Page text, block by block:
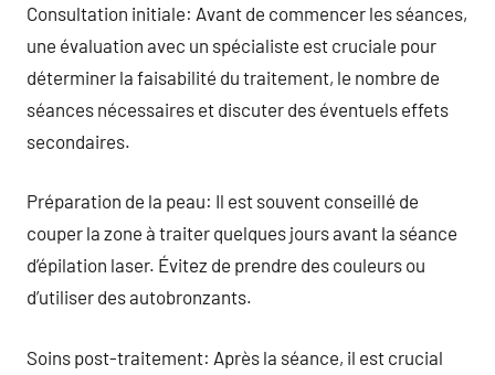
Consultation initiale: Avant de commencer les séances,
une évaluation avec un spécialiste est cruciale pour
déterminer la faisabilité du traitement, le nombre de
séances nécessaires et discuter des éventuels effets
secondaires.
Préparation de la peau: Il est souvent conseillé de
couper la zone à traiter quelques jours avant la séance
d’épilation laser. Évitez de prendre des couleurs ou
d’utiliser des autobronzants.
Soins post-traitement: Après la séance, il est crucial